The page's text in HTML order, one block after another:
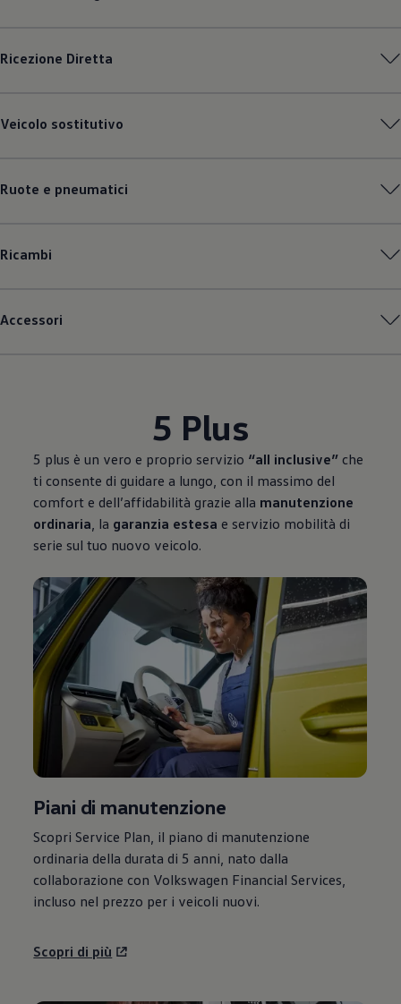
Ricezione Diretta
Veicolo sostitutivo
Ruote e pneumatici
Ricambi
Accessori
5 Plus
5 plus è un vero e proprio servizio “all inclusive” che
ti consente di guidare a lungo, con il massimo del
comfort e dell’affidabilità grazie alla manutenzione
ordinaria , la garanzia estesa e servizio mobilità di
serie sul tuo nuovo veicolo.
Piani di manutenzione
Scopri Service Plan, il piano di manutenzione
ordinaria della durata di 5 anni, nato dalla
collaborazione con Volkswagen Financial Services,
incluso nel prezzo per i veicoli nuovi.
Scopri di più